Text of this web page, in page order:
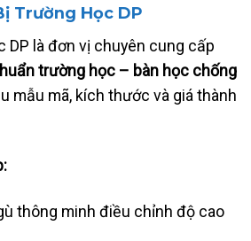
Trường Học DP
DP là đơn vị chuyên cung cấp
trường học – bàn học chống
mẫu mã, kích thước và giá thành
thông minh điều chỉnh độ cao